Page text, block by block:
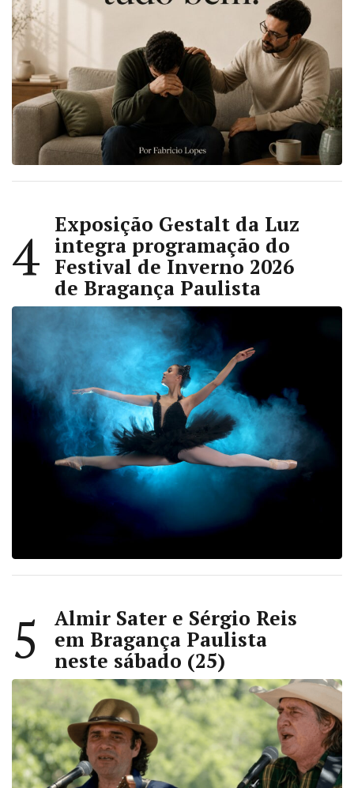
4
Exposição Gestalt da Luz
integra programação do
Festival de Inverno 2026
de Bragança Paulista
5
Almir Sater e Sérgio Reis
em Bragança Paulista
neste sábado (25)